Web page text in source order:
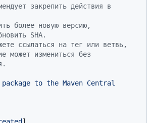
закрепить действия в
более новую версию,
SHA.
ссылаться на тег или ветвь,
может измениться без
package to the Maven Central